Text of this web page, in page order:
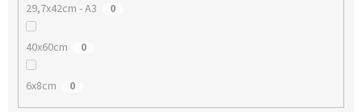
29,7x42cm - A3 0
40x60cm 0
6x8cm 0